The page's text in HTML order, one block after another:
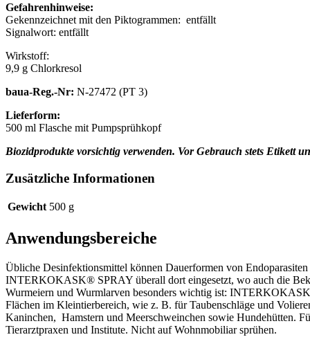
Gefahrenhinweise:
Gekennzeichnet mit den Piktogrammen: entfällt
Signalwort: entfällt
Wirkstoff:
9,9 g Chlorkresol
baua-Reg.-Nr: N-27472 (PT 3)
Lieferform:
500 ml Flasche mit Pumpsprühkopf
Biozidprodukte vorsichtig verwenden. Vor Gebrauch stets Etikett
Zusätzliche Informationen
Gewicht 500 g
Anwendungsbereiche
Übliche Desinfektionsmittel können Dauerformen von
INTERKOKASK® SPRAY überall dort eingesetzt, wo auch die
Wurmeiern und Wurmlarven besonders wichtig ist:
Flächen im Kleintierbereich, wie z. B. für Taubenschläge und
Kaninchen, Hamstern und Meerschweinchen sowie Hundehütten.
Tierarztpraxen und Institute. Nicht auf Wohnmobiliar sprühen.